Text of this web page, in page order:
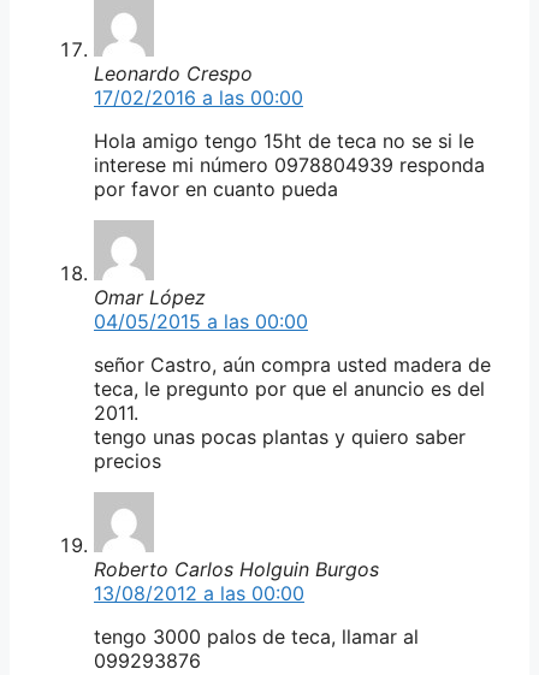
Leonardo Crespo
17/02/2016 a las 00:00
Hola amigo tengo 15ht de teca no se si le
interese mi número 0978804939 responda
por favor en cuanto pueda
Omar López
04/05/2015 a las 00:00
señor Castro, aún compra usted madera de
teca, le pregunto por que el anuncio es del
2011.
tengo unas pocas plantas y quiero saber
precios
Roberto Carlos Holguin Burgos
13/08/2012 a las 00:00
tengo 3000 palos de teca, llamar al
099293876